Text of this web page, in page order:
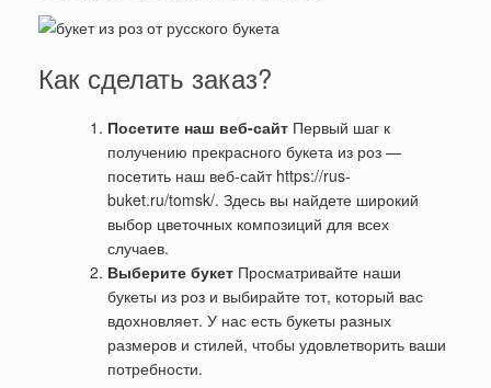
Как сделать заказ?
Посетите наш веб-сайт Первый шаг к
получению прекрасного букета из роз —
посетить наш веб-сайт https://rus-
buket.ru/tomsk/. Здесь вы найдете широкий
выбор цветочных композиций для всех
случаев.
Выберите букет Просматривайте наши
букеты из роз и выбирайте тот, который вас
вдохновляет. У нас есть букеты разных
размеров и стилей, чтобы удовлетворить ваши
потребности.